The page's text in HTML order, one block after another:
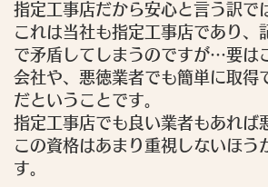
指定工事店だから安心と言う訳で
これは当社も指定工事店であり、
で矛盾してしまうのですが…要は
会社や、悪徳業者でも簡単に取得
だということです。
指定工事店でも良い業者もあれば
この資格はあまり重視しないほう
す。